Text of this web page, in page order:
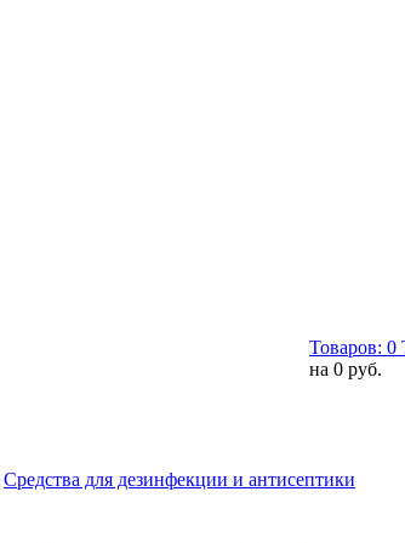
Товаров: 0
на 0 руб.
Средства для дезинфекции и антисептики